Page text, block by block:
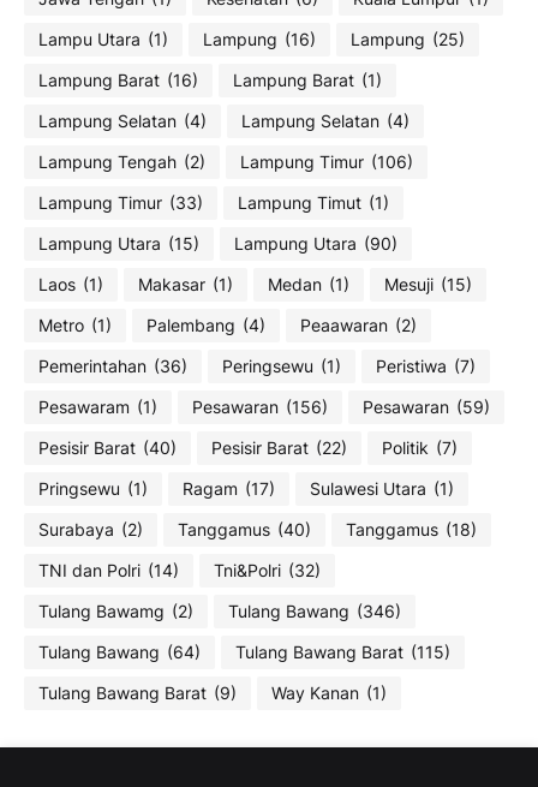
Lampu Utara (1) Lampung (16) Lampung (25)
Lampung Barat (16) Lampung Barat (1)
Lampung Selatan (4) Lampung Selatan (4)
Lampung Tengah (2) Lampung Timur (106)
Lampung Timur (33) Lampung Timut (1)
Lampung Utara (15) Lampung Utara (90)
Laos (1) Makasar (1) Medan (1) Mesuji (15)
Metro (1) Palembang (4) Peaawaran (2)
Pemerintahan (36) Peringsewu (1) Peristiwa (7)
Pesawaram (1) Pesawaran (156) Pesawaran (59)
Pesisir Barat (40) Pesisir Barat (22) Politik (7)
Pringsewu (1) Ragam (17) Sulawesi Utara (1)
Surabaya (2) Tanggamus (40) Tanggamus (18)
TNI dan Polri (14) Tni&Polri (32)
Tulang Bawamg (2) Tulang Bawang (346)
Tulang Bawang (64) Tulang Bawang Barat (115)
Tulang Bawang Barat (9) Way Kanan (1)